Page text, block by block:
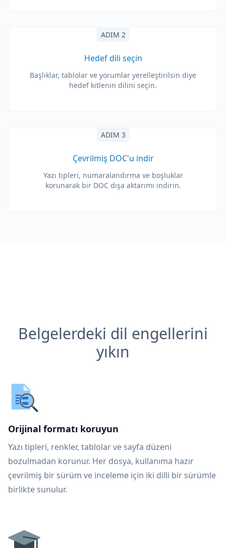
ADIM 2
Hedef dili seçin
Başlıklar, tablolar ve yorumlar yerelleştirilsin diye
hedef kitlenin dilini seçin.
ADIM 3
Çevrilmiş DOC'u indir
Yazı tipleri, numaralandırma ve boşluklar
korunarak bir DOC dışa aktarımı indirin.
Belgelerdeki dil engellerini
yıkın
Orijinal formatı koruyun
Yazı tipleri, renkler, tablolar ve sayfa düzeni
bozulmadan korunur. Her dosya, kullanıma hazır
çevrilmiş bir sürüm ve inceleme için iki dilli bir sürümle
birlikte sunulur.